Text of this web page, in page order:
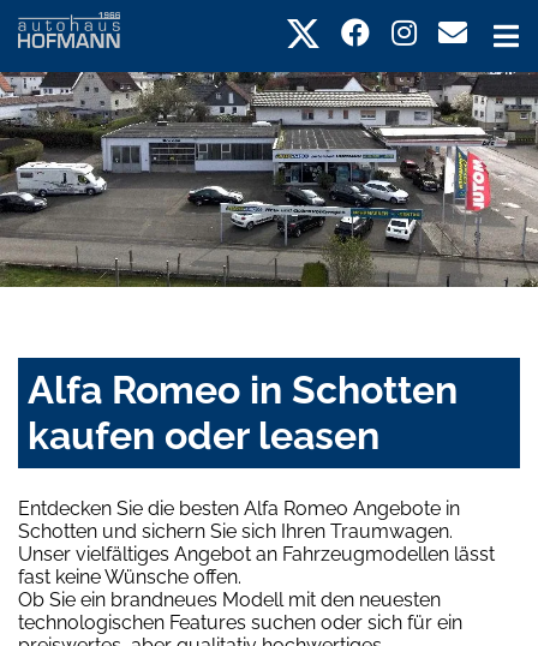
Alfa Romeo in Schotten
kaufen oder leasen
Entdecken Sie die besten Alfa Romeo Angebote in
Schotten und sichern Sie sich Ihren Traumwagen.
Unser vielfältiges Angebot an Fahrzeugmodellen lässt
fast keine Wünsche offen.
Ob Sie ein brandneues Modell mit den neuesten
technologischen Features suchen oder sich für ein